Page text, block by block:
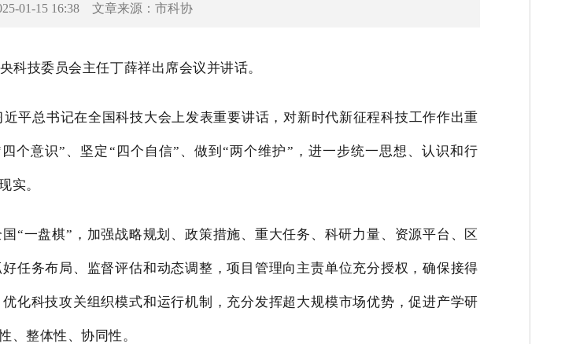
01-15 16:38 文章来源： 市科协
科技委员会主任丁薛祥出席会议并讲话。
平总书记在全国科技大会上发表重要讲话，对新时代新征程科技工作作出重
个意识”、坚定“四个自信”、做到“两个维护”，进一步统一思想、认识和行
实。
“一盘棋”，加强战略规划、政策措施、重大任务、科研力量、资源平台、区
任务布局、监督评估和动态调整，项目管理向主责单位充分授权，确保接得
化科技攻关组织模式和运行机制，充分发挥超大规模市场优势，促进产学研
、整体性、协同性。